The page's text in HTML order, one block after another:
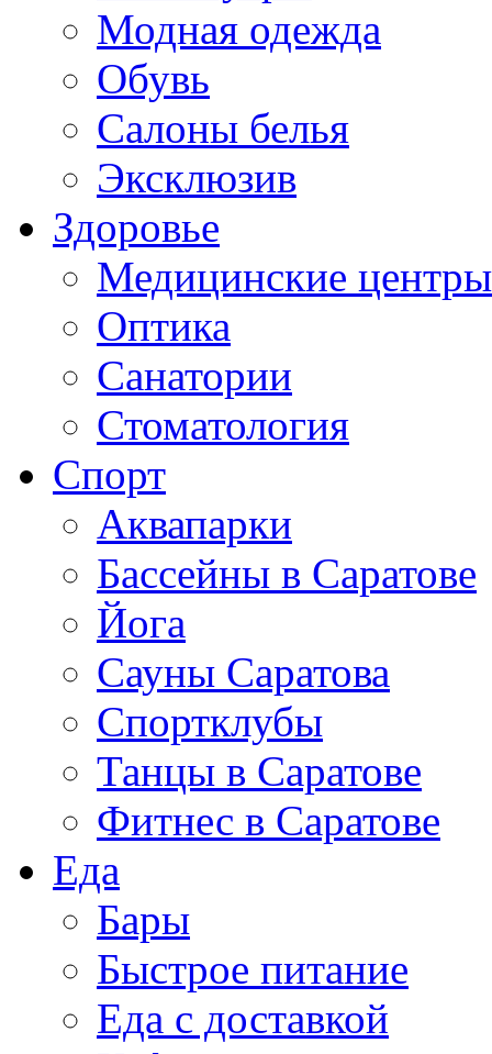
Модная одежда
Обувь
Салоны белья
Эксклюзив
Здоровье
Медицинские центры
Оптика
Санатории
Стоматология
Спорт
Аквапарки
Бассейны в Саратове
Йога
Сауны Саратова
Спортклубы
Танцы в Саратове
Фитнес в Саратове
Еда
Бары
Быстрое питание
Еда с доставкой